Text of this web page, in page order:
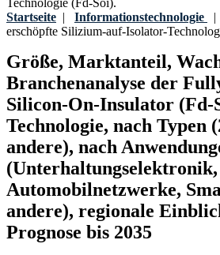
Startseite | Informationstechnologie |
erschöpfte Silizium-auf-Isolator-
Größe, Marktanteil,
Branchenanalyse der
Silicon-On-Insulator (Fd-
Technologie, nach Typen
andere), nach
(Unterhaltungselektronik,
Automobilnetzwerke,
andere), regionale
Prognose bis 2035